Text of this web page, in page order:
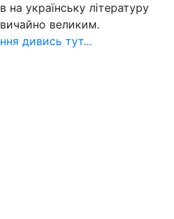
на українську літературу
великим.
дивись тут...